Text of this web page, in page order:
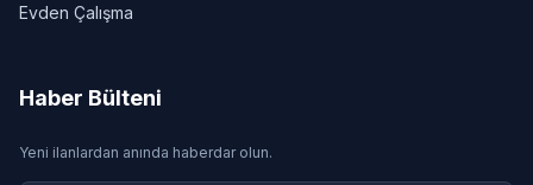
Evden Çalışma
Haber Bülteni
Yeni ilanlardan anında haberdar olun.